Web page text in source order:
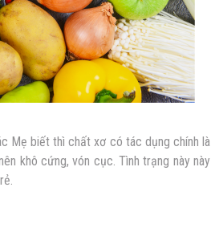
Mẹ biết thì chất xơ có tác dụng chính là
khô cứng, vón cục. Tình trạng này này